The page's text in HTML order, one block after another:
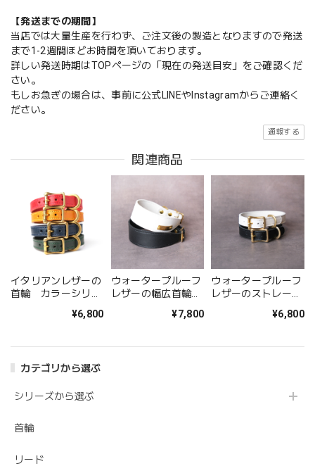
カテゴリから選ぶ
シリーズから選ぶ
首輪
リード
【発送までの期間】
当店では大量生産を行わず、ご注文後の製造となりますので発送
まで1-2週間ほどお時間を頂いております。
詳しい発送時期はTOPページの「現在の発送目安」をご確認くだ
さい。
もしお急ぎの場合は、事前に公式LINEやInstagramからご連絡く
ださい。
通報する
関連商品
イタリアンレザーの
首輪 カラーシリー
¥6,800
ウォータープルーフ
レザーの幅広首輪
¥7,800
ウォータープルーフ
レザーのストレート
¥6,800